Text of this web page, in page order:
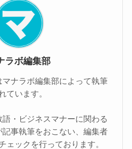
ラボ編集部
マナラボ編集部によって執筆
ています。
・ビジネスマナーに関わる
事執筆をおこない、編集者
ェックを行っております。